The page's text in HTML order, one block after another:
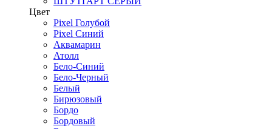
Цвет
Pixel Голубой
Pixel Синий
Аквамарин
Атолл
Бело-Синий
Бело-Черный
Белый
Бирюзовый
Бордо
Бордовый